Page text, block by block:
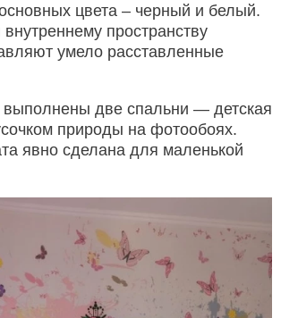
цвета – черный и белый.
пространству
умело расставленные
выполнены две спальни — детская
природы на фотообоях.
явно сделана для маленькой